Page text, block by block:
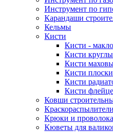
Инструмент по
Карандаши
Кельмы
Кисти
Кисти -
Кисти
Кисти
Кисти
Кисти
Кисти
Ковши
Краскораспылители
Крюки и
Кюветы для